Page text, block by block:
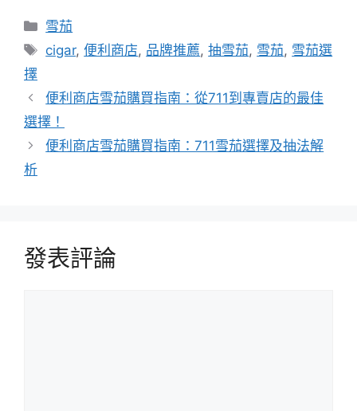
分
類
雪茄
標
cigar,便利商店, 品牌推薦,抽雪茄, 雪茄, 雪茄選
擇
便利商店雪茄購買指南：從711到專賣店的最佳
選擇！
便利商店雪茄購買指南：711雪茄選擇及抽法解
析
發表評論